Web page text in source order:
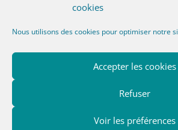
cookies
Nous utilisons des cookies pour optimiser notre
Accepter les cookies
Refuser
Voir les préférences
Charte cookies (UE) A propos
Vacances à vélo